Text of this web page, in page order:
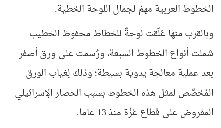
الخطوط العربية مهمّ لجمال اللوحة الخطية.
وبالقرب منها عُلّقت لوحةٌ للخطاط محفوظ الخطيب
شملت أنواع الخطوط السبعة، ورُسمت على ورق أصفر
بعد عملية معالجة يدوية بسيطة؛ وذلك لِغياب الورق
المُخصَّص لمثل هذه الخطوط بسبب الحصار الإسرائيلي
المفروض على قطاع غزّة منذ 13 عاما.